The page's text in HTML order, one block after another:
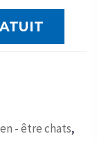
- être chats,